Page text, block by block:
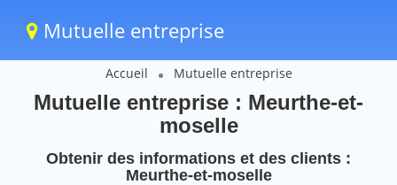
Mutuelle entreprise
Accueil Mutuelle entreprise
Mutuelle entreprise : Meurthe-et-
moselle
Obtenir des informations et des clients :
Meurthe-et-moselle